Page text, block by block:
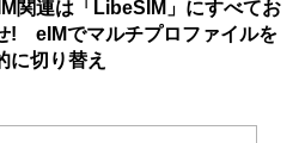
関連は「LibeSIM」にすべてお
! eIMでマルチプロファイルを
に切り替え